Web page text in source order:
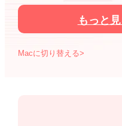
もっと
Macに切り替える>